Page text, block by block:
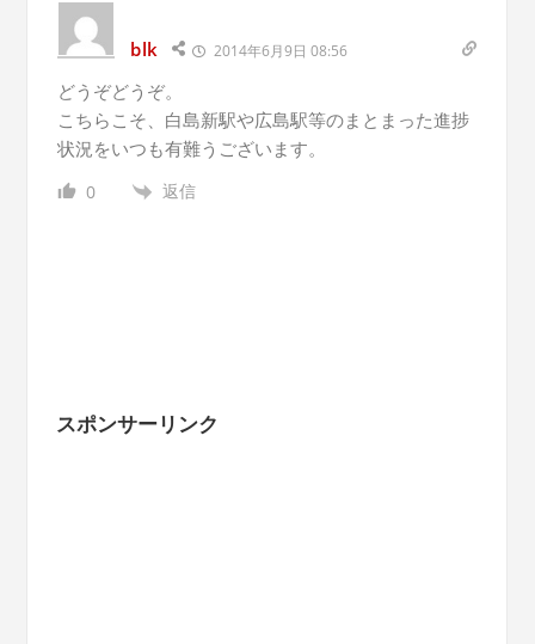
blk 2014年6月9日 08:56
どうぞどうぞ。
こちらこそ、白島新駅や広島駅等のまとまった進捗
状況をいつも有難うございます。
0 返信
スポンサーリンク